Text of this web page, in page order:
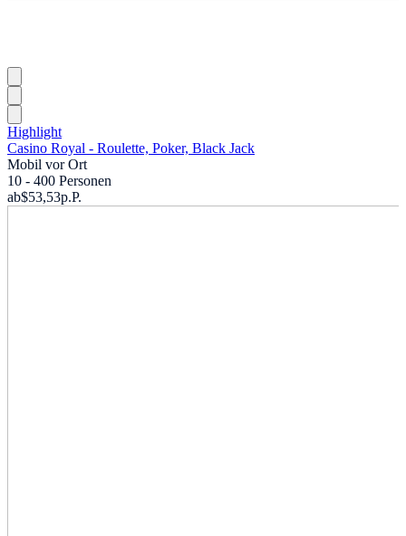
Highlight
Casino Royal - Roulette, Poker, Black Jack
Mobil vor Ort
10 - 400 Personen
ab$53,53p.P.